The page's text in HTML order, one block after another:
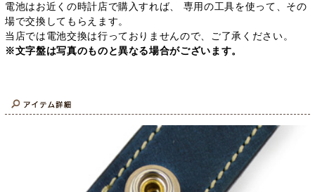
電池はお近くの時計店で購入すれば、 専用の工具を使って、その
場で交換してもらえます。
当店では電池交換は行っておりませんので、ご了承ください。
※文字盤は写真のものと異なる場合がございます。